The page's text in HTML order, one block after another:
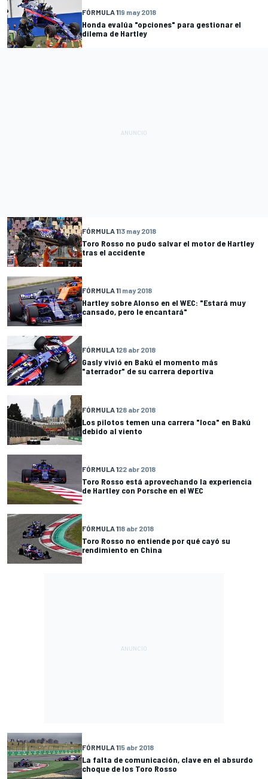
FÓRMULA 119 may 2018
Honda evalúa "opciones" para gestionar el
dilema de Hartley
FÓRMULA 113 may 2018
Toro Rosso no pudo salvar el motor de Hartley
tras el accidente
FÓRMULA 11 may 2018
Hartley sobre Alonso en el WEC: "Estará muy
cansado, pero le encantará"
FÓRMULA 128 abr 2018
Gasly vivió en Bakú el momento más
"aterrador" de su carrera deportiva
FÓRMULA 128 abr 2018
Los pilotos temen una carrera "loca" en Bakú
debido al viento
FÓRMULA 122 abr 2018
Toro Rosso está aprovechando la experiencia
de Hartley con Porsche en el WEC
FÓRMULA 118 abr 2018
Toro Rosso no entiende por qué cayó su
rendimiento en China
FÓRMULA 115 abr 2018
La falta de comunicación, clave en el absurdo
choque de los Toro Rosso